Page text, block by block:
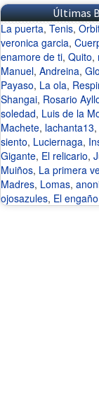
Últimas
La puerta, Tenis,
veronica garcia,
enamore de ti, Quito,
Manuel, Andreina,
Payaso, La ola,
Shangai, Rosario
soledad, Luis de la
Machete, lachanta13,
siento, Luciernaga,
Gigante, El relicario,
Muiños, La primera
Madres, Lomas,
ojosazules, El engaño